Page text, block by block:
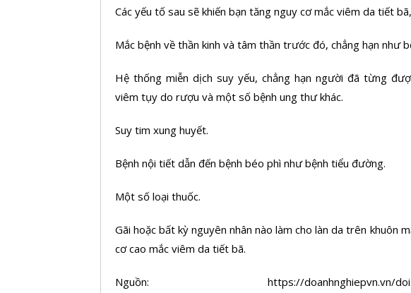
Các yếu tố sau sẽ khiến bạn tăng nguy cơ mắc viêm da tiết
Mắc bệnh về thần kinh và tâm thần trước đó, chẳng hạn như
Hệ thống miễn dịch suy yếu, chẳng hạn người đã từng
viêm tụy do rượu và một số bệnh ung thư khác.
Suy tim xung huyết.
Bệnh nội tiết dẫn đến bệnh béo phì như bệnh tiểu đường.
Một số loại thuốc.
Gãi hoặc bất kỳ nguyên nhân nào làm cho làn da trên khuôn
cơ cao mắc viêm da tiết bã.
Nguồn: https://doanhnghiepvn.vn/doi-song/